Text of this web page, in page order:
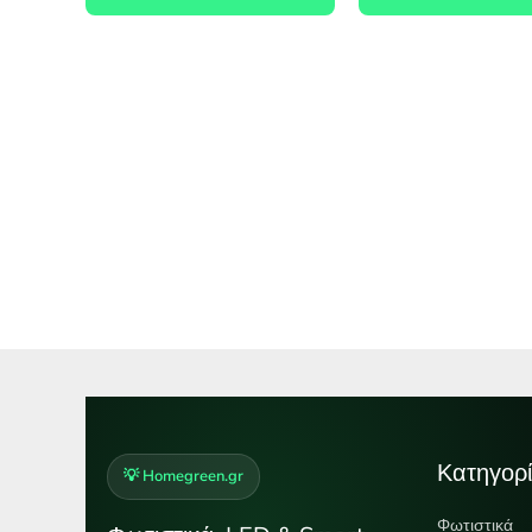
💡 Homegreen.gr
Φωτιστικά